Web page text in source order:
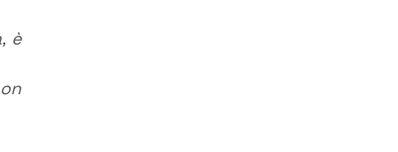
è